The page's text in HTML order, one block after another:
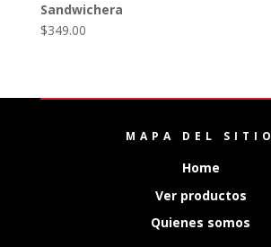
Sandwichera
$349.00
MAPA DEL SITIO
Home
Ver productos
Quienes somos